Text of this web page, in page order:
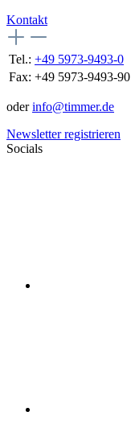
Kontakt
Tel.: +49 5973-9493-0
Fax: +49 5973-9493-90
oderinfo@timmer.de
Newsletter registrieren
Socials